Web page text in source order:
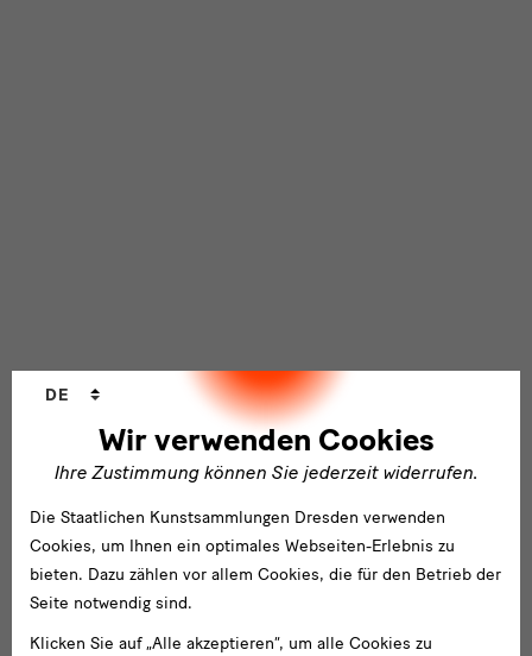
Wir verwenden Cookies
Ihre Zustimmung können Sie jederzeit widerrufen.
DE
Die Staatlichen Kunstsammlungen Dresden verwenden
Cookies, um Ihnen ein optimales Webseiten-Erlebnis zu
bieten. Dazu zählen vor allem Cookies, die für den Betrieb der
Seite notwendig sind.
Klicken Sie auf „Alle akzeptieren“, um alle Cookies zu